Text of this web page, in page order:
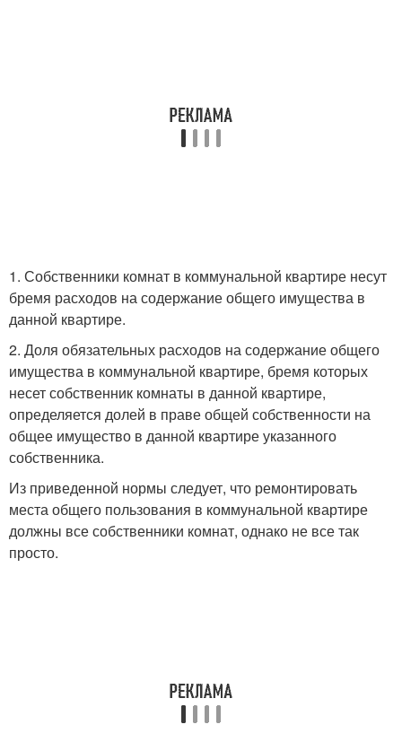
1. Собственники комнат в коммунальной квартире несут
бремя расходов на содержание общего имущества в
данной квартире.
2. Доля обязательных расходов на содержание общего
имущества в коммунальной квартире, бремя которых
несет собственник комнаты в данной квартире,
определяется долей в праве общей собственности на
общее имущество в данной квартире указанного
собственника.
Из приведенной нормы следует, что ремонтировать
места общего пользования в коммунальной квартире
должны все собственники комнат, однако не все так
просто.